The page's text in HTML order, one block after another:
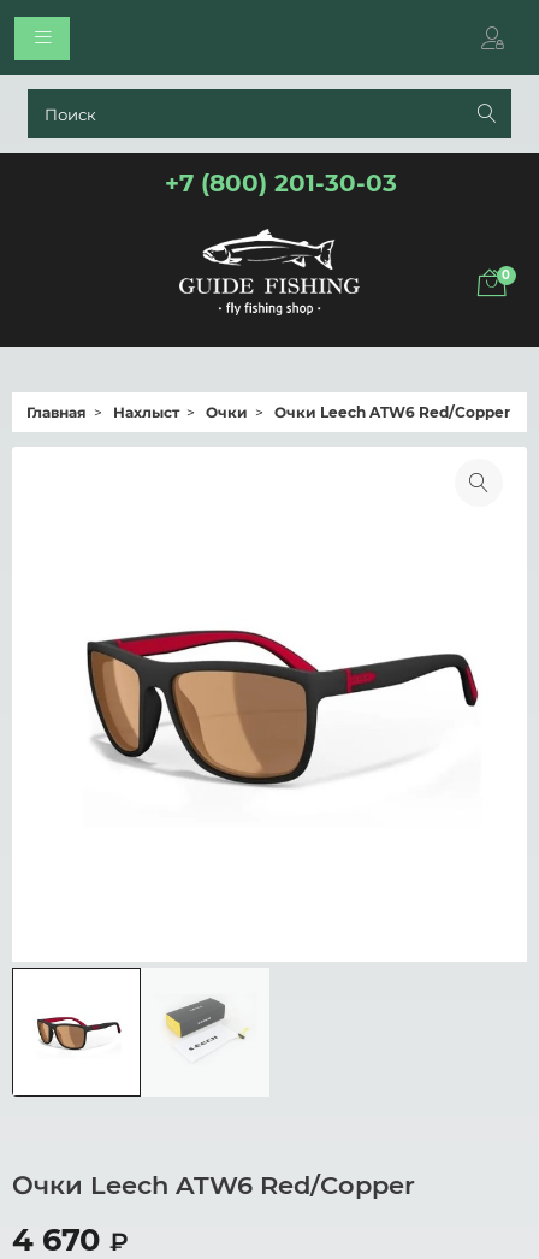
+7 (800) 201-30-03
0
Главная Нахлыст Очки Очки Leech ATW6 Red/Copper
Очки Leech ATW6 Red/Copper
4 670 ₽